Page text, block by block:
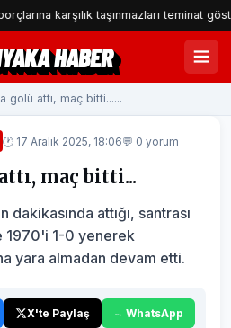
taşınmazları teminat gösterecek
HABER
golü attı, maç bitti......
🕐 17 Aralık 2025, 18:06💬 0 yorum
maç bitti...
dakikasında attığı, santrası
1970'i 1-0 yenerek
yara almadan devam etti.
X'te Paylaş WhatsApp